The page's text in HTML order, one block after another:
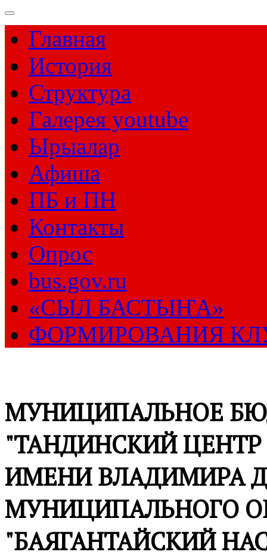
Главная
История
Структура
Галерея youtube
Ырыалар
Афиша
ПБ и ПН
Контакты
Опрос
bus.gov.ru
«СЫЛ БАСТЫҤА»
ФОРМИРОВАНИЯ
МУНИЦИПАЛЬНОЕ
"ТАНДИНСКИЙ
ИМЕНИ ВЛАДИМИРА
МУНИЦИПАЛЬНОГО
"БАЯГАНТАЙСКИЙ